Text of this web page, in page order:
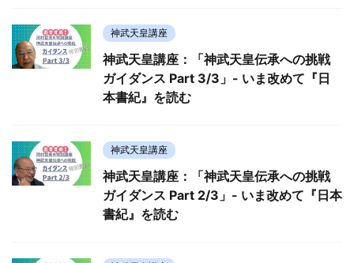
神武天皇講座
神武天皇講座：「神武天皇伝承への挑戦
ガイダンス Part 3/3」- いま改めて『日
本書紀』を読む
神武天皇講座
神武天皇講座：「神武天皇伝承への挑戦
ガイダンス Part 2/3」- いま改めて『日本
書紀』を読む